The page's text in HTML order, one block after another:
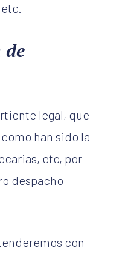
legal, que
han sido la
etc, por
despacho
con